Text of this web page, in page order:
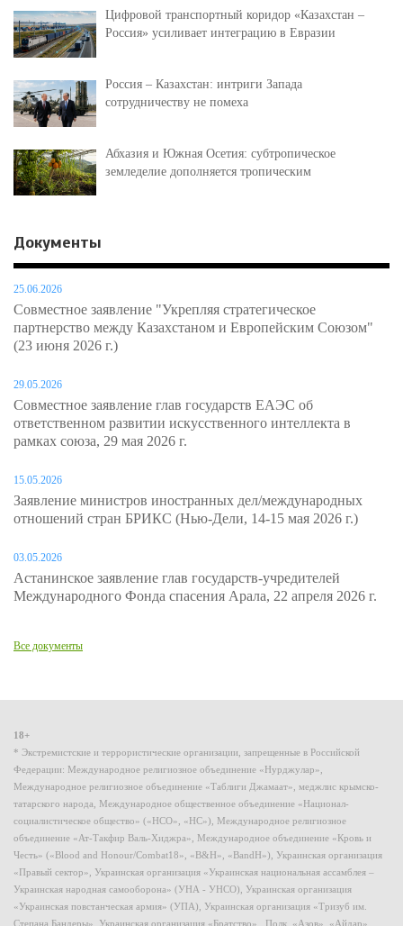
Цифровой транспортный коридор «Казахстан –
Россия» усиливает интеграцию в Евразии
Россия – Казахстан: интриги Запада
сотрудничеству не помеха
Абхазия и Южная Осетия: субтропическое
земледелие дополняется тропическим
Документы
25.06.2026
Совместное заявление "Укрепляя стратегическое
партнерство между Казахстаном и Европейским Союзом"
(23 июня 2026 г.)
29.05.2026
Совместное заявление глав государств ЕАЭС об
ответственном развитии искусственного интеллекта в
рамках союза, 29 мая 2026 г.
15.05.2026
Заявление министров иностранных дел/международных
отношений стран БРИКС (Нью-Дели, 14-15 мая 2026 г.)
03.05.2026
Астанинское заявление глав государств-учредителей
Международного Фонда спасения Арала, 22 апреля 2026 г.
Все документы
18+
* Экстремистские и террористические организации, запрещенные в Российской
Федерации: Международное религиозное объединение «Нурджулар»,
Международное религиозное объединение «Таблиги Джамаат», меджлис крымско-
татарского народа, Международное общественное объединение «Национал-
социалистическое общество» («НСО», «НС»), Международное религиозное
объединение «Ат-Такфир Валь-Хиджра», Международное объединение «Кровь и
Честь» («Blood and Honour/Combat18», «B&H», «BandH»), Украинская организация
«Правый сектор», Украинская организация «Украинская национальная ассамблея –
Украинская народная самооборона» (УНА - УНСО), Украинская организация
«Украинская повстанческая армия» (УПА), Украинская организация «Тризуб им.
Степана Бандеры», Украинская организация «Братство», Полк «Азов», «Айдар»,